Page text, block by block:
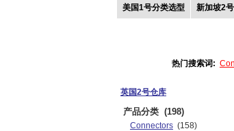
美国1号分类选型 新加坡2
热门搜索词:
英国2号仓库
产品分类 (198)
Connectors (158)